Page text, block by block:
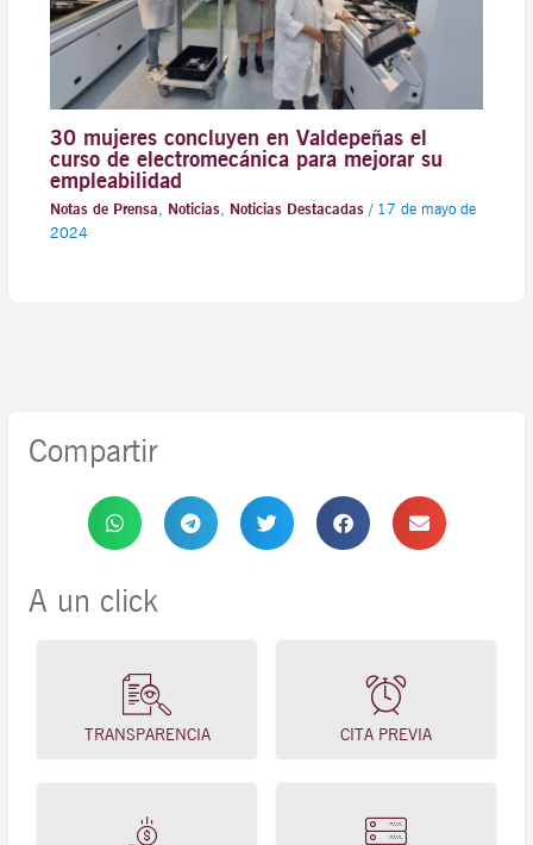
30 mujeres concluyen en Valdepeñas el
curso de electromecánica para mejorar su
empleabilidad
Notas de Prensa, Noticias, Noticias Destacadas/ 17 de mayo de
2024
Compartir
A un click
TRANSPARENCIA CITA PREVIA